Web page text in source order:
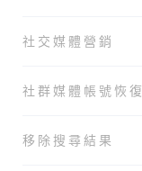
社交媒體營銷
社群媒體帳號恢復
移除搜尋結果